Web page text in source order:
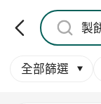
全部篩選